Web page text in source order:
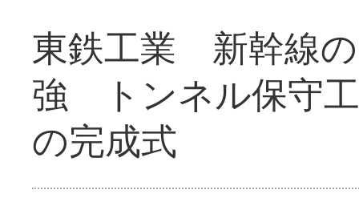
東鉄工業 新幹線
強 トンネル保守
の完成式